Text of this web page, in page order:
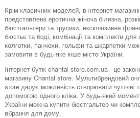
Крім класичних моделей, в інтернет-
представлена ​​еротична жіноча білизна,
бюстгальтери та трусики, ексклюзивна
бюстьє та боді, комбінації та комплекти для
колготки, панчохи, гольфи та шкарпетки
замовити в будь-яке інше місто України.
Інтернет-бутік chantal-store.com.ua - це
магазину Chantal store. Мультибрендовий
store дарує можливість створювати чуттєві
допомогою одного кліка. У будь-який момент
України можна купити бюстгальтер чи
вбрання для дому.